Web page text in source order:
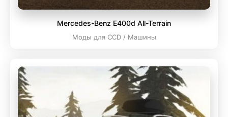
Mercedes-Benz E400d All-Terrain
Моды для CCD / Машины